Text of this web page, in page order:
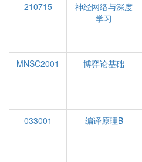
210715
神经网络与深度
学习
MNSC2001
博弈论基础
033001
编译原理B